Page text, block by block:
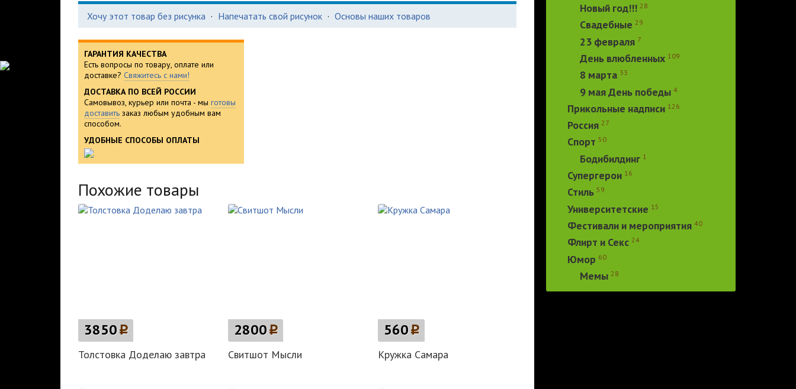
Хочу этот товар без рисунка · Напечатать свой рисунок · Основы наших товаров
ГАРАНТИЯ КАЧЕСТВА
Есть вопросы по товару, оплате или
доставке? Свяжитесь с нами!
ДОСТАВКА ПО ВСЕЙ РОССИИ
Самовывоз, курьер или почта - мы готовы
доставить заказ любым удобным вам
способом.
УДОБНЫЕ СПОСОБЫ ОПЛАТЫ
Похожие товары
3850p
Толстовка Доделаю завтра
2800p
Свитшот Мысли
560p
Кружка Самара
Новый год!!! 28
Свадебные 29
23 февраля 7
День влюбленных 109
8 марта 33
9 мая День победы 4
Прикольные надписи 126
Россия 27
Спорт 50
Бодибилдинг 1
Супергерои 16
Стиль 59
Университетские 15
Фестивали и мероприятия 40
Флирт и Секс 24
Юмор 60
Мемы 28